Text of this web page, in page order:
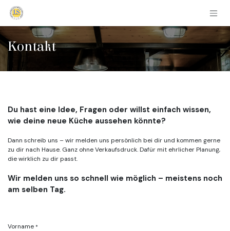
Kontakt
Du hast eine Idee, Fragen oder willst einfach wissen,
wie deine neue Küche aussehen könnte?
Dann schreib uns – wir melden uns persönlich bei dir und kommen gerne
zu dir nach Hause. Ganz ohne Verkaufsdruck. Dafür mit ehrlicher Planung,
die wirklich zu dir passt.
Wir melden uns so schnell wie möglich – meistens noch
am selben Tag.
Vorname *